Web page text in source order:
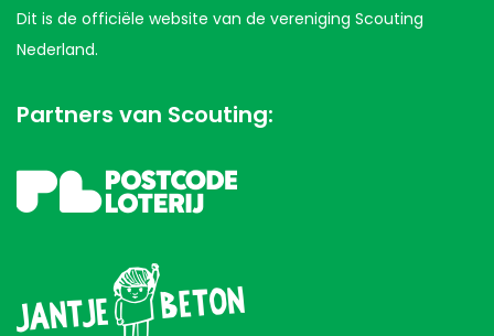
Dit is de officiële website van de vereniging Scouting
Nederland.
Partners van Scouting: